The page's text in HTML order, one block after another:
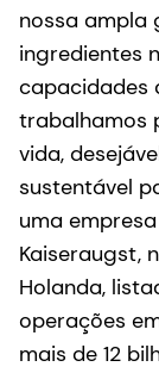
nossa ampla
ingredientes
capacidades
trabalhamos
vida,
sustentável
uma
Kaiseraugst,
Holanda,
operações
mais de 12